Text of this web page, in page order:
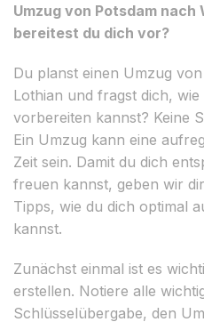
Umzug von Potsdam nach
bereitest du dich vor?
Du planst einen Umzug
Lothian und fragst dich,
vorbereiten kannst? Keine
Ein Umzug kann eine
Zeit sein. Damit du dich
freuen kannst, geben wir
Tipps, wie du dich optimal
kannst.
Zunächst einmal ist es
erstellen. Notiere alle
Schlüsselübergabe, den